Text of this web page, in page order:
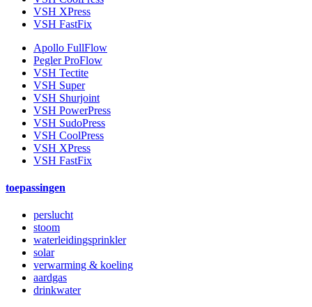
VSH XPress
VSH FastFix
Apollo FullFlow
Pegler ProFlow
VSH Tectite
VSH Super
VSH Shurjoint
VSH PowerPress
VSH SudoPress
VSH CoolPress
VSH XPress
VSH FastFix
toepassingen
perslucht
stoom
waterleidingsprinkler
solar
verwarming & koeling
aardgas
drinkwater